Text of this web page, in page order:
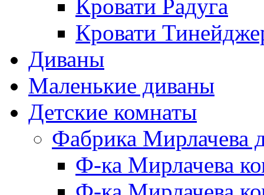
Кровати Радуга
Кровати
Диваны
Маленькие диваны
Детские комнаты
Фабрика Мирлачева
Ф-ка Мирлачева